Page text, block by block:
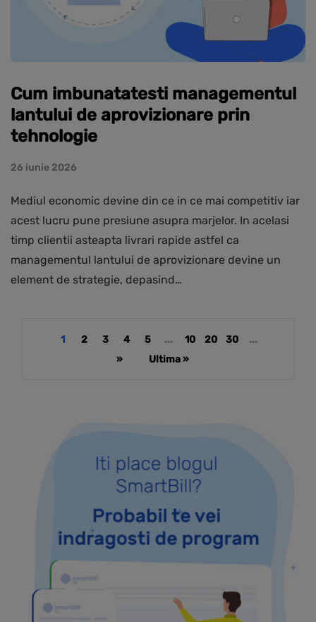
Cum imbunatatesti managementul
lantului de aprovizionare prin
tehnologie
26 iunie 2026
Mediul economic devine din ce in ce mai competitiv iar
acest lucru pune presiune asupra marjelor. In acelasi
timp clientii asteapta livrari rapide astfel ca
managementul lantului de aprovizionare devine un
element de strategie, depasind…
1 2 3 4 5 ... 10 20 30
...
»
Ultima »